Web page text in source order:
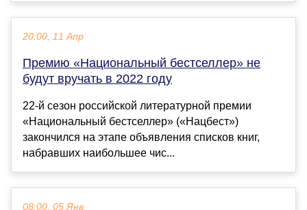
20:00, 11 Апр
Премию «Национальный бестселлер» не
будут вручать в 2022 году
22-й сезон российской литературной премии
«Национальный бестселлер» («Нацбест»)
закончился на этапе объявления списков книг,
набравших наибольшее чис...
08:00, 05 Янв